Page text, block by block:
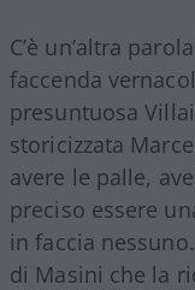
C’è un’altra
faccenda
presuntuosa
storicizzata
avere le palle,
preciso essere
in faccia
di Masini che la